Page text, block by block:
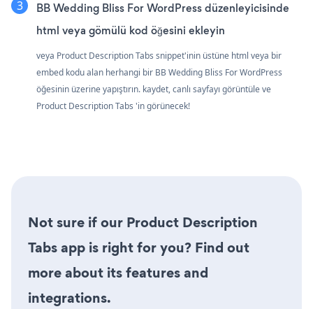
BB Wedding Bliss For WordPress düzenleyicisinde
html veya gömülü kod öğesini ekleyin
veya Product Description Tabs snippet'inin üstüne html veya bir
embed kodu alan herhangi bir BB Wedding Bliss For WordPress
öğesinin üzerine yapıştırın. kaydet, canlı sayfayı görüntüle ve
Product Description Tabs 'in görünecek!
Not sure if our Product Description
Tabs app is right for you? Find out
more about its features and
integrations.